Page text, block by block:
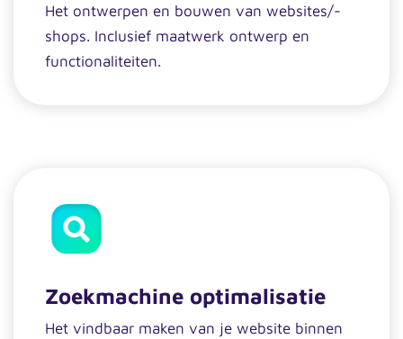
Het ontwerpen en bouwen van websites/-
shops. Inclusief maatwerk ontwerp en
functionaliteiten.
Zoekmachine optimalisatie
Het vindbaar maken van je website binnen